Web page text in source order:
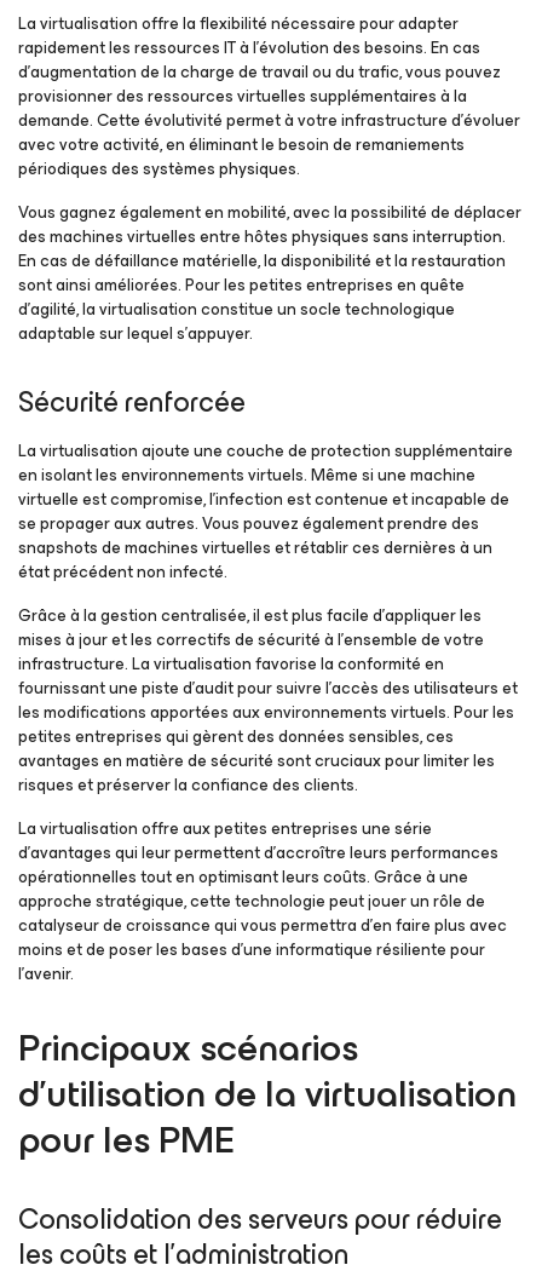
La virtualisation offre la flexibilité nécessaire pour adapter
rapidement les ressources IT à l’évolution des besoins. En cas
d’augmentation de la charge de travail ou du trafic, vous pouvez
provisionner des ressources virtuelles supplémentaires à la
demande. Cette évolutivité permet à votre infrastructure d’évoluer
avec votre activité, en éliminant le besoin de remaniements
périodiques des systèmes physiques.
Vous gagnez également en mobilité, avec la possibilité de déplacer
des machines virtuelles entre hôtes physiques sans interruption.
En cas de défaillance matérielle, la disponibilité et la restauration
sont ainsi améliorées. Pour les petites entreprises en quête
d’agilité, la virtualisation constitue un socle technologique
adaptable sur lequel s’appuyer.
Sécurité renforcée
La virtualisation ajoute une couche de protection supplémentaire
en isolant les environnements virtuels. Même si une machine
virtuelle est compromise, l’infection est contenue et incapable de
se propager aux autres. Vous pouvez également prendre des
snapshots de machines virtuelles et rétablir ces dernières à un
état précédent non infecté.
Grâce à la gestion centralisée, il est plus facile d’appliquer les
mises à jour et les correctifs de sécurité à l’ensemble de votre
infrastructure. La virtualisation favorise la conformité en
fournissant une piste d’audit pour suivre l’accès des utilisateurs et
les modifications apportées aux environnements virtuels. Pour les
petites entreprises qui gèrent des données sensibles, ces
avantages en matière de sécurité sont cruciaux pour limiter les
risques et préserver la confiance des clients.
La virtualisation offre aux petites entreprises une série
d’avantages qui leur permettent d’accroître leurs performances
opérationnelles tout en optimisant leurs coûts. Grâce à une
approche stratégique, cette technologie peut jouer un rôle de
catalyseur de croissance qui vous permettra d’en faire plus avec
moins et de poser les bases d’une informatique résiliente pour
l’avenir.
Principaux scénarios
d’utilisation de la virtualisation
pour les PME
Consolidation des serveurs pour réduire
les coûts et l’administration